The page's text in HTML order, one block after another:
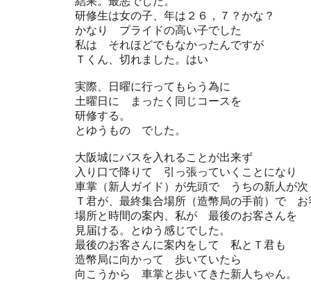
研修生は女の子、年は２６，７？かな？
かなり プライドの高い子でした
私は それほどでもなかったんですが
Ｔくん、切れました。はい
実際、日曜に行ってもらう為に
土曜日に まったく同じコースを
研修する。
とゆうもの でした。
大阪城にバスを入れることが出来ず
入り口で降りて 引っ張っていくことになり
車掌（新人ガイド）が先頭で うちの新人が次
Ｔ君が、最終集合場所（造幣局の手前）で お
場所と時間の案内、私が 最後のお客さんを
見届ける。とゆう感じでした。
最後のお客さんに案内をして 私とＴ君も
造幣局に向かって 歩いていたら
向こうから 車掌と歩いてきた新人ちゃん。